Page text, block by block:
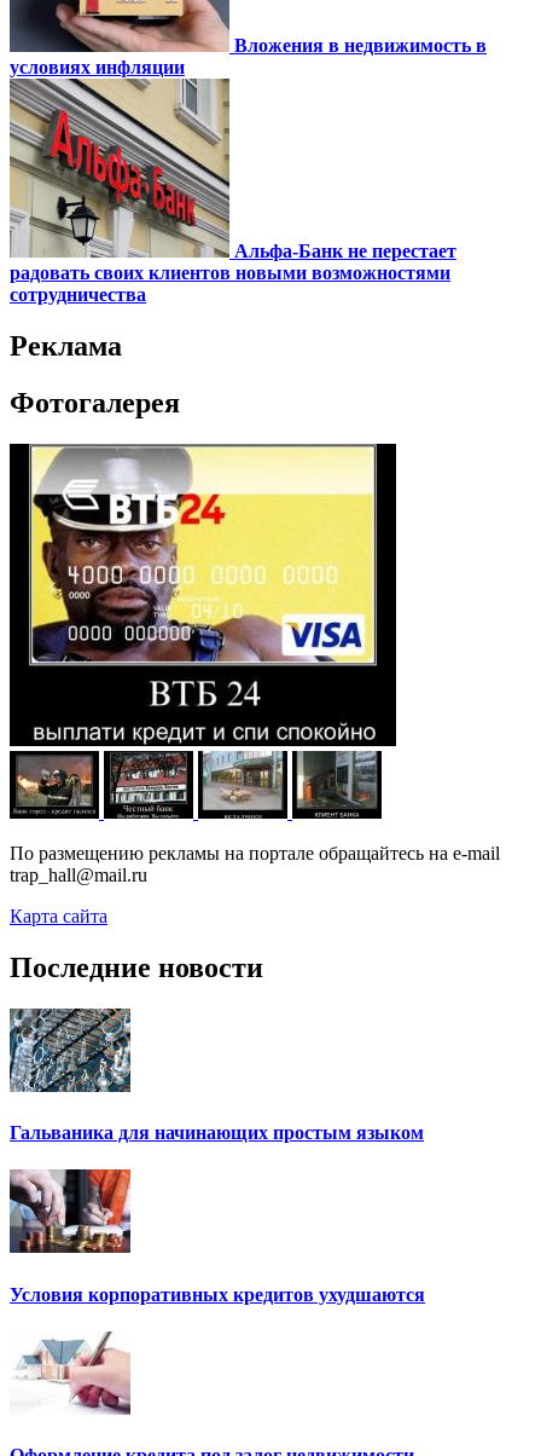
Вложения в недвижимость в
условиях инфляции
Альфа-Банк не перестает
радовать своих клиентов новыми возможностями
сотрудничества
Реклама
Фотогалерея
По размещению рекламы на портале обращайтесь на e-mail
trap_hall@mail.ru
Карта сайта
Последние новости
Гальваника для начинающих простым языком
Условия корпоративных кредитов ухудшаются